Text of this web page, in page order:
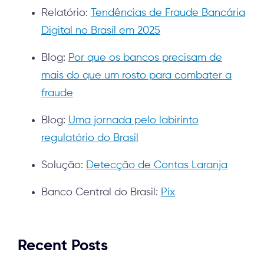
Relatório:
Tendências de Fraude Bancária
Digital no Brasil em 2025
Blog: Por que os bancos precisam de
mais do que um rosto para combater a
fraude
Blog: Uma jornada pelo labirinto
regulatório do Brasil
Solução: Detecção de Contas Laranja
Banco Central do Brasil: Pix
Recent Posts